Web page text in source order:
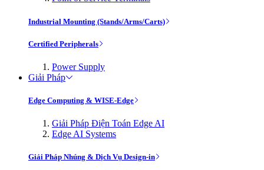
Industrial Mounting (Stands/Arms/Carts)
Certified Peripherals
Power Supply
Giải Pháp
Edge Computing & WISE-Edge
Giải Pháp Điện Toán Edge AI
Edge AI Systems
Giải Pháp Nhúng & Dịch Vụ Design-in